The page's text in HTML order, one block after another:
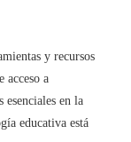
y recursos
acceso a
en la
educativa está